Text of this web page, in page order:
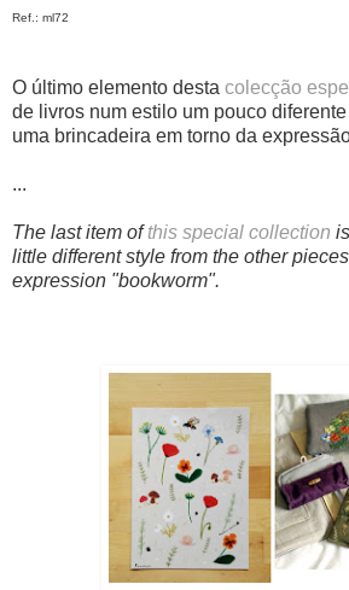
Ref.: ml72
O último elemento desta colecção
de livros num estilo um pouco
uma brincadeira em torno da
...
The last item ofthis special collection
little different style from the other
expression "bookworm".